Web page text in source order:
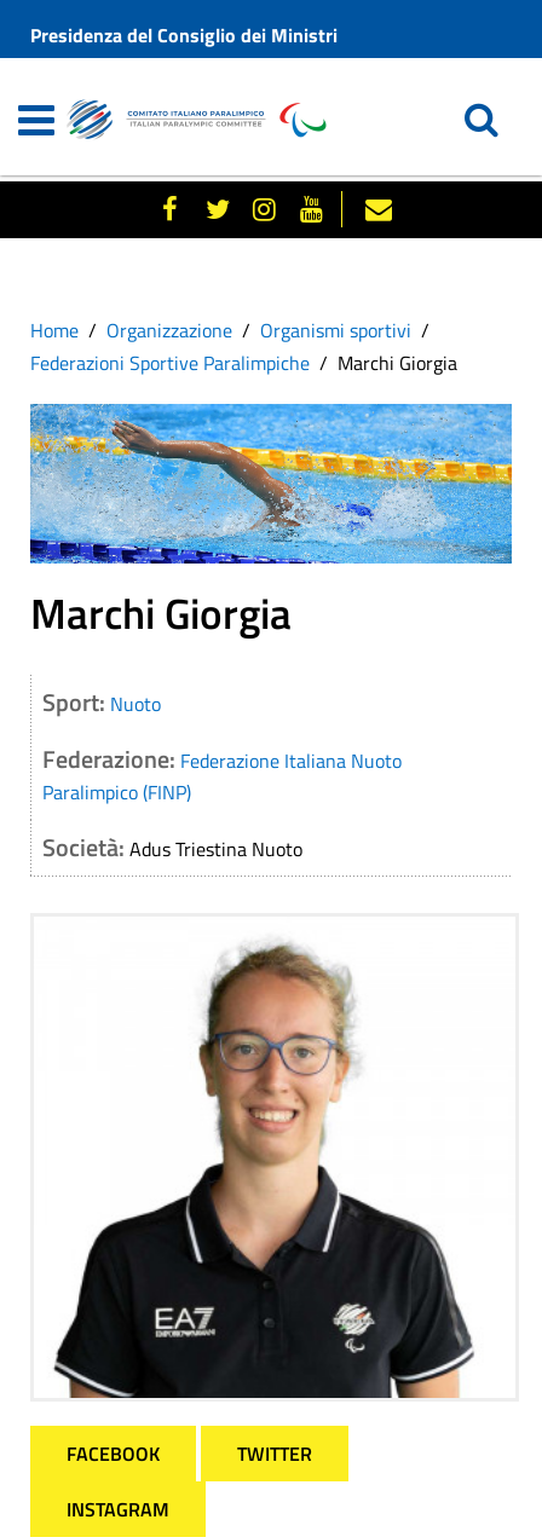
Presidenza del Consiglio dei Ministri
Home Organizzazione
Organismi sportivi
Federazioni Sportive Paralimpiche
Marchi Giorgia
Marchi Giorgia
Sport: Nuoto
Federazione: Federazione Italiana Nuoto
Paralimpico (FINP)
Società: Adus Triestina Nuoto
FACEBOOK
TWITTER
INSTAGRAM